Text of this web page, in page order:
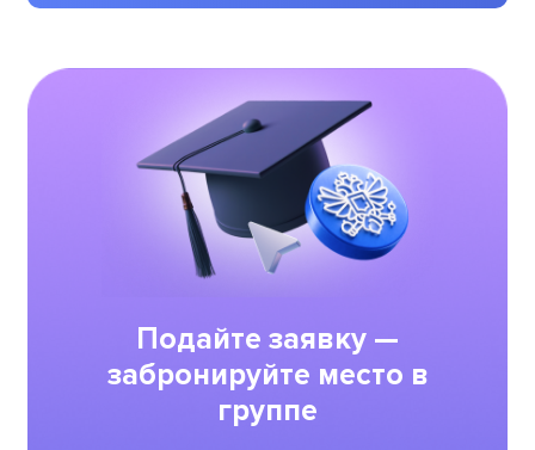
Подайте заявку —
забронируйте место в
группе